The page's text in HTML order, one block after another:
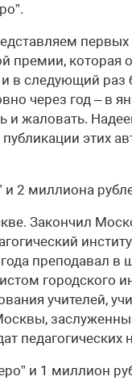
первых
премии, которая
в следующий раз
через год – в
и жаловать.
публикации этих
и 2 миллиона
Закончил
преподавал в
городского
учителей,
педагогических
и 1 миллион